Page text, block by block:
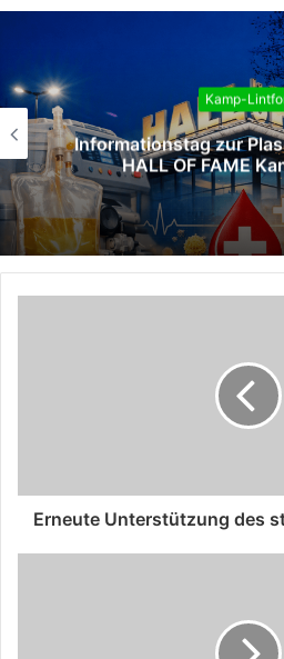
Kamp-
Informationstag zur
HALL OF FAME
Erneute Unterstützung des